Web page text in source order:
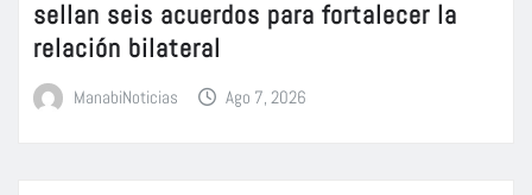
sellan seis acuerdos para fortalecer la
relación bilateral
ManabiNoticias Ago 7, 2026